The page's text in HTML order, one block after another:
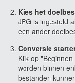
Kies het
JPG is ingesteld
een ander
Conversie
Klik op
worden binnen
bestanden